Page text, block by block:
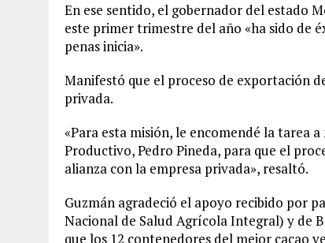
En ese sentido, el gobernador del estado
este primer trimestre del año «ha sido de
penas inicia».
Manifestó que el proceso de exportación
privada.
«Para esta misión, le encomendé la tarea
Productivo, Pedro Pineda, para que el
alianza con la empresa privada», resaltó.
Guzmán agradeció el apoyo recibido por
Nacional de Salud Agrícola Integral) y de
que los 12 contenedores del mejor cacao